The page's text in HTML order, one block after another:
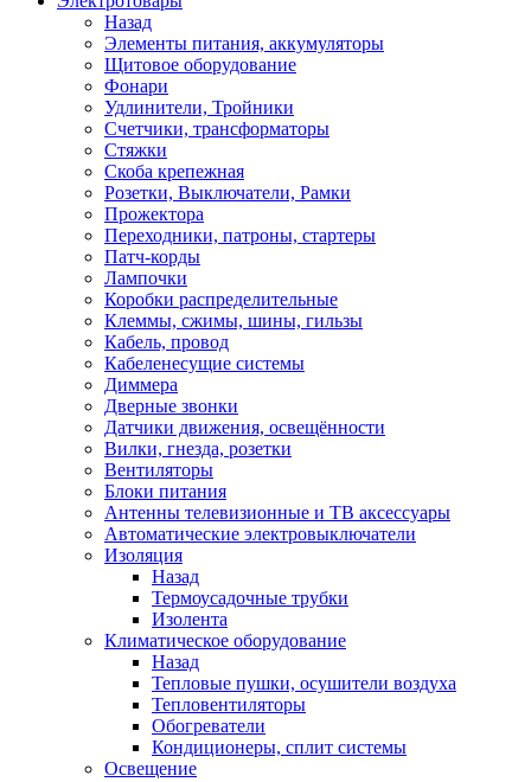
Назад
Элементы питания, аккумуляторы
Щитовое оборудование
Фонари
Удлинители, Тройники
Счетчики, трансформаторы
Стяжки
Скоба крепежная
Розетки, Выключатели, Рамки
Прожектора
Переходники, патроны, стартеры
Патч-корды
Лампочки
Коробки распределительные
Клеммы, сжимы, шины, гильзы
Кабель, провод
Кабеленесущие системы
Диммера
Дверные звонки
Датчики движения, освещённости
Вилки, гнезда, розетки
Вентиляторы
Блоки питания
Антенны телевизионные и ТВ аксессуары
Автоматические электровыключатели
Изоляция
Назад
Термоусадочные трубки
Изолента
Климатическое оборудование
Назад
Тепловые пушки, осушители воздуха
Тепловентиляторы
Обогреватели
Кондиционеры, сплит системы
Освещение